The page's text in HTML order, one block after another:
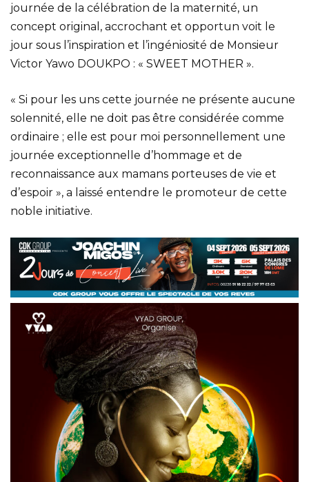
journée de la célébration de la maternité, un
concept original, accrochant et opportun voit le
jour sous l’inspiration et l’ingéniosité de Monsieur
Victor Yawo DOUKPO : « SWEET MOTHER ».
« Si pour les uns cette journée ne présente aucune
solennité, elle ne doit pas être considérée comme
ordinaire ; elle est pour moi personnellement une
journée exceptionnelle d’hommage et de
reconnaissance aux mamans porteuses de vie et
d’espoir », a laissé entendre le promoteur de cette
noble initiative.